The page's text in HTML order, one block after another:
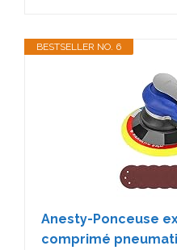
BESTSELLER NO. 6
Anesty-Ponceuse
comprimé